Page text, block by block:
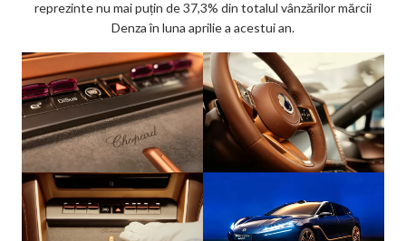
reprezinte nu mai puțin de 37,3% din totalul vânzărilor mărcii
Denza în luna aprilie a acestui an.